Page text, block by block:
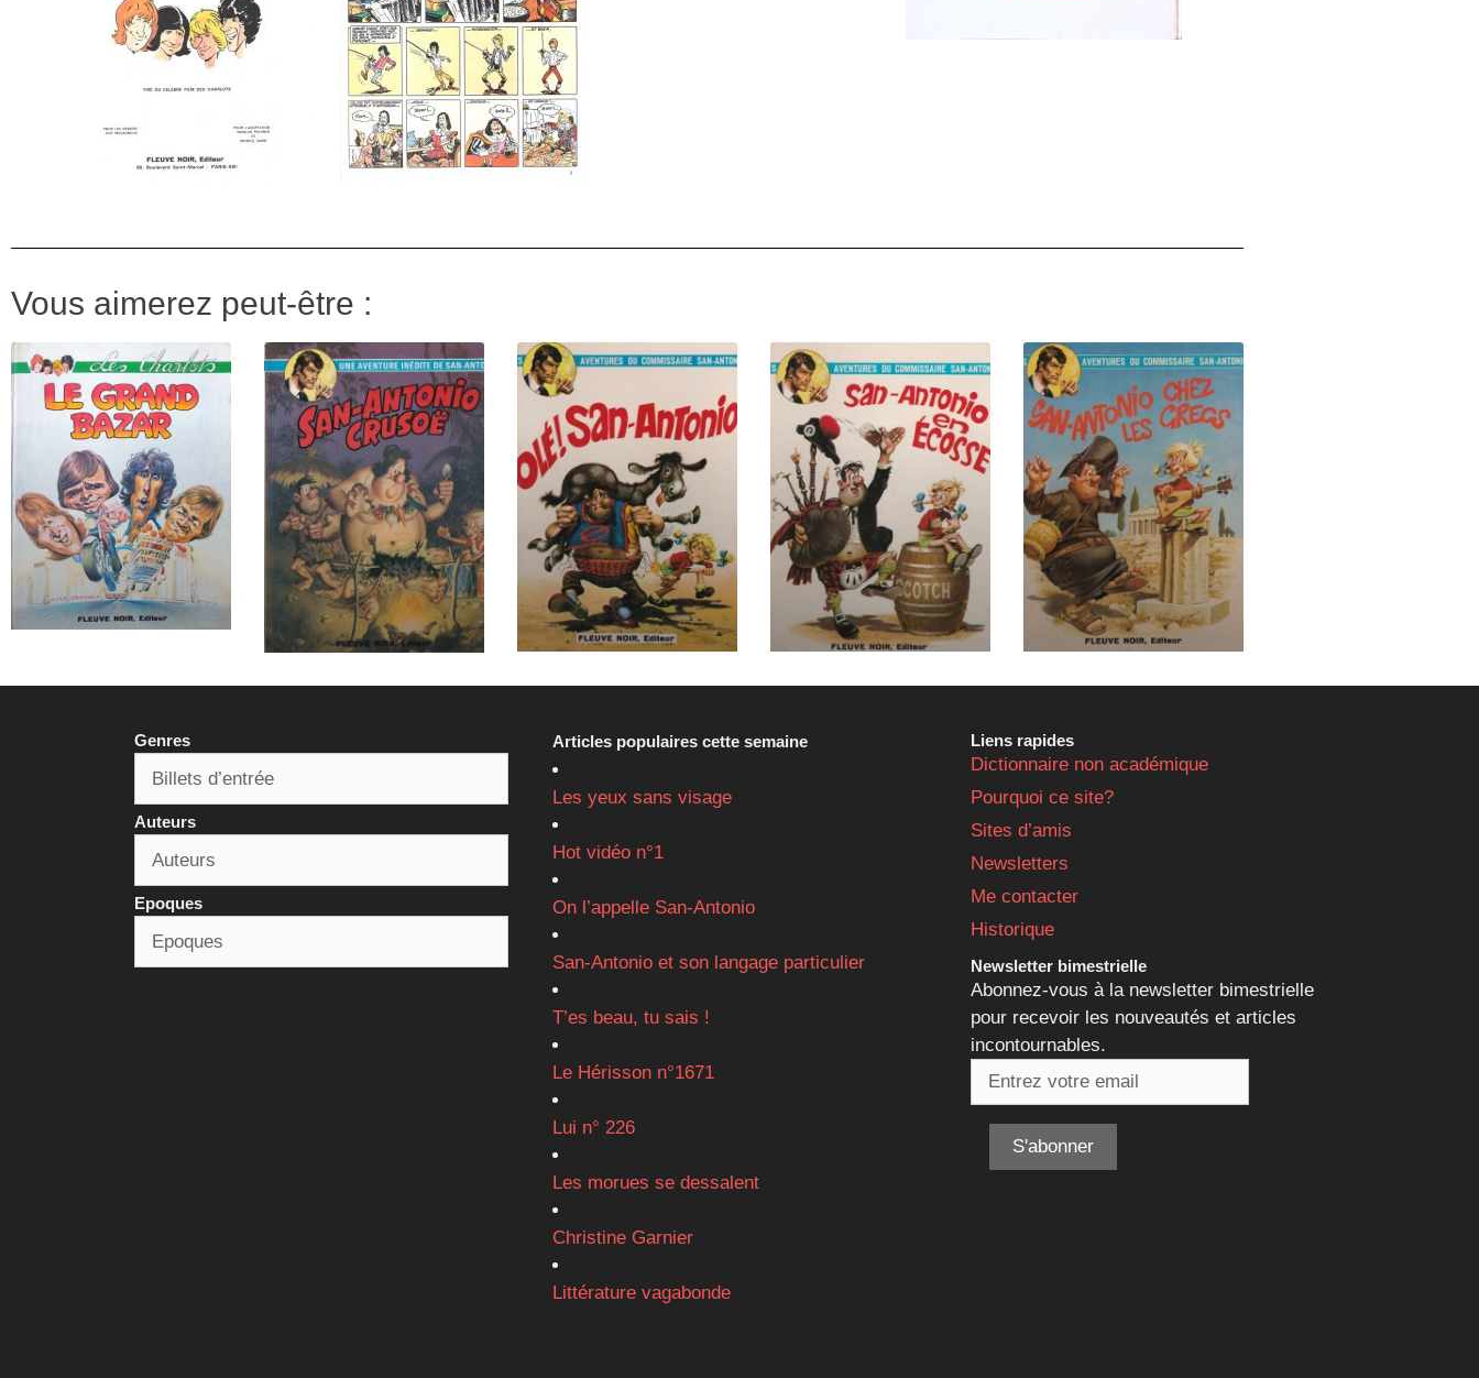
Vous aimerez peut-être :
Genres
Auteurs
Epoques
Articles populaires cette semaine
Les yeux sans visage
Hot vidéo n°1
On l’appelle San-Antonio
San-Antonio et son langage particulier
T’es beau, tu sais !
Le Hérisson n°1671
Lui n° 226
Les morues se dessalent
Christine Garnier
Littérature vagabonde
Liens rapides
Dictionnaire non académique
Pourquoi ce site?
Sites d’amis
Newsletters
Me contacter
Historique
Newsletter bimestrielle
Abonnez-vous à la newsletter bimestrielle
pour recevoir les nouveautés et articles
incontournables.